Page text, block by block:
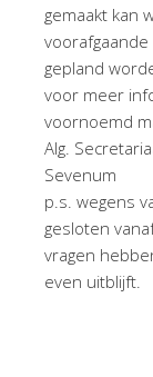
gemaakt kan
gepland
voor meer
voornoemd
Alg.
Sevenum
p.s. wegens
gesloten
vragen
even uitblijft.